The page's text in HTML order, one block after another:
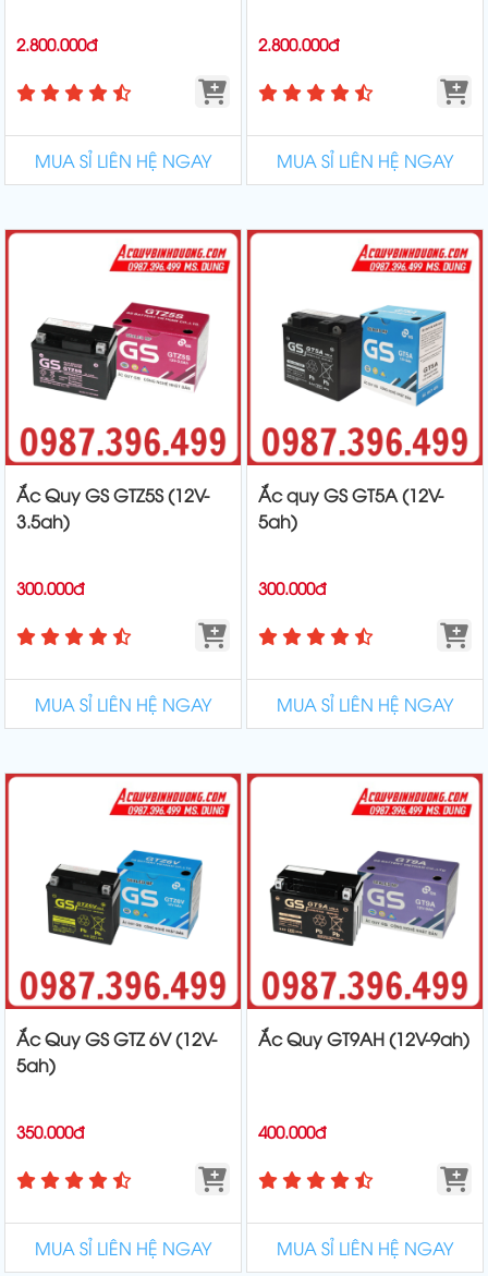
2.800.000đ
MUA SỈ LIÊN HỆ NGAY
2.800.000đ
MUA SỈ LIÊN HỆ NGAY
Ắc Quy GS GTZ5S (12V-
3.5ah)
300.000đ
MUA SỈ LIÊN HỆ NGAY
Ắc quy GS GT5A (12V-
5ah)
300.000đ
MUA SỈ LIÊN HỆ NGAY
Ắc Quy GS GTZ 6V (12V-
5ah)
350.000đ
MUA SỈ LIÊN HỆ NGAY
Ắc Quy GT9AH (12V-9ah)
400.000đ
MUA SỈ LIÊN HỆ NGAY